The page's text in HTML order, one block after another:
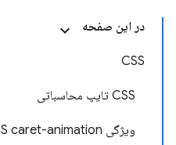
در این صفحه
CSS
CSS تایپ محاسباتی
ویژگی CSS caret-animation